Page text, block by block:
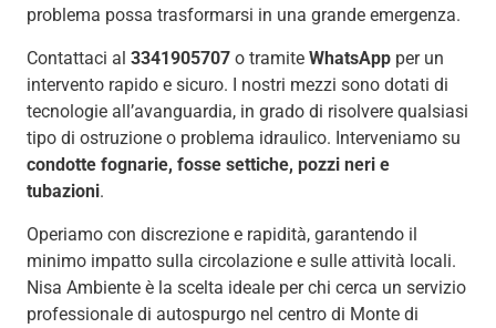
problema possa trasformarsi in una grande emergenza.
Contattaci al 3341905707 o tramite WhatsApp per un
intervento rapido e sicuro. I nostri mezzi sono dotati di
tecnologie all’avanguardia, in grado di risolvere qualsiasi
tipo di ostruzione o problema idraulico. Interveniamo su
condotte fognarie, fosse settiche, pozzi neri e
tubazioni.
Operiamo con discrezione e rapidità, garantendo il
minimo impatto sulla circolazione e sulle attività locali.
Nisa Ambiente è la scelta ideale per chi cerca un servizio
professionale di autospurgo nel centro di Monte di